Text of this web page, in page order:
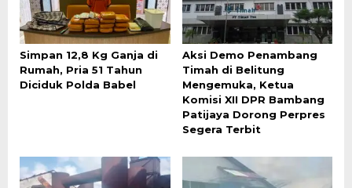
Simpan 12,8 Kg Ganja di
Rumah, Pria 51 Tahun
Diciduk Polda Babel
Aksi Demo Penambang
Timah di Belitung
Mengemuka, Ketua
Komisi XII DPR Bambang
Patijaya Dorong Perpres
Segera Terbit